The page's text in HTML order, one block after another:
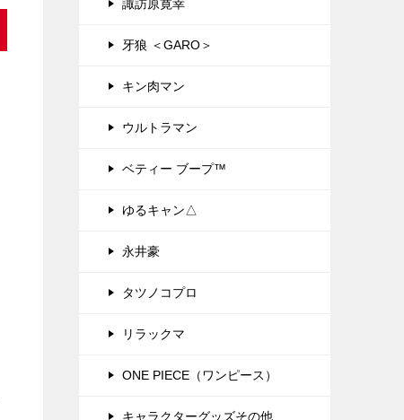
諏訪原寛幸
牙狼 ＜GARO＞
キン肉マン
ウルトラマン
ベティー ブープ™
ゆるキャン△
永井豪
タツノコプロ
リラックマ
ONE PIECE（ワンピース）
キャラクターグッズその他